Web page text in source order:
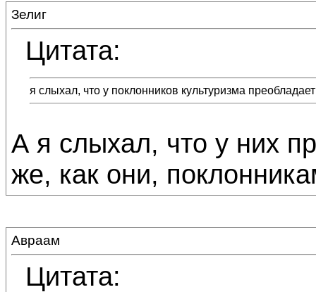
Зелиг
Цитата:
я слыхал, что у поклонников культуризма
А я слыхал, что у них
же, как они,
Авраам
Цитата: